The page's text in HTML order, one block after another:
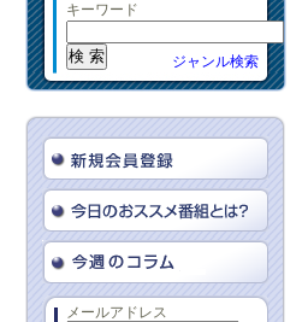
キーワード
ジャンル検索
メールアドレス